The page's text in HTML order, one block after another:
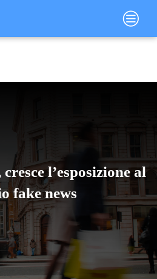
Main
Menu
l’esposizione al
fake news